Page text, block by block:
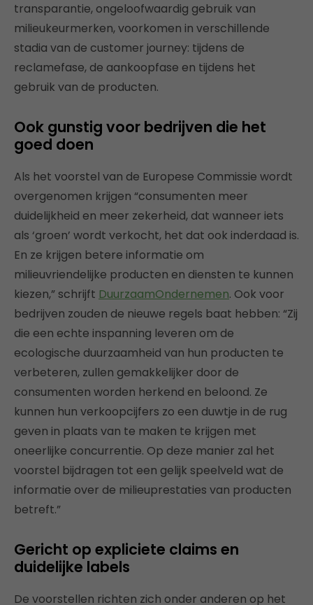
transparantie, ongeloofwaardig gebruik van
milieukeurmerken, voorkomen in verschillende
stadia van de customer journey: tijdens de
reclamefase, de aankoopfase en tijdens het
gebruik van de producten.
Ook gunstig voor bedrijven die het
goed doen
Als het voorstel van de Europese Commissie wordt
overgenomen krijgen “consumenten meer
duidelijkheid en meer zekerheid, dat wanneer iets
als ‘groen’ wordt verkocht, het dat ook inderdaad is.
En ze krijgen betere informatie om
milieuvriendelijke producten en diensten te kunnen
kiezen,” schrijft DuurzaamOndernemen. Ook voor
bedrijven zouden de nieuwe regels baat hebben: “Zij
die een echte inspanning leveren om de
ecologische duurzaamheid van hun producten te
verbeteren, zullen gemakkelijker door de
consumenten worden herkend en beloond. Ze
kunnen hun verkoopcijfers zo een duwtje in de rug
geven in plaats van te maken te krijgen met
oneerlijke concurrentie. Op deze manier zal het
voorstel bijdragen tot een gelijk speelveld wat de
informatie over de milieuprestaties van producten
betreft.”
Gericht op expliciete claims en
duidelijke labels
De voorstellen richten zich onder anderen op het